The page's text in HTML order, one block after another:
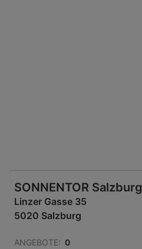
SONNENTOR Salzburg
Linzer Gasse 35
5020 Salzburg
ANGEBOTE: 0